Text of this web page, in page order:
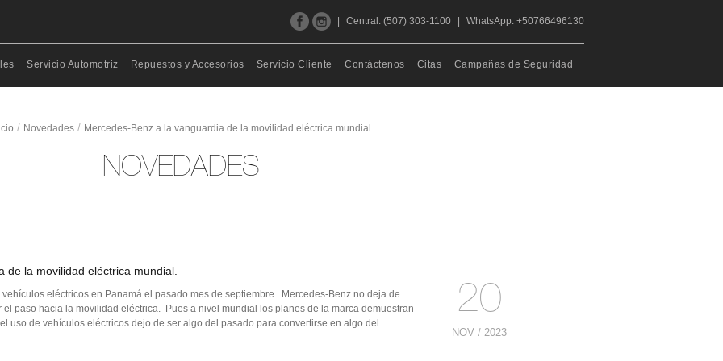
mundial Central: (507) 303-1100 WhatsApp: +50766496130
Servicio Automotriz Repuestos y Accesorios Servicio Cliente Contáctenos Citas Campañas de Seguridad
/ Novedades / Mercedes-Benz a la vanguardia de la movilidad eléctrica mundial
NOVEDADES
20
NOV / 2023
de la movilidad eléctrica mundial.
eléctricos en Panamá el pasado mes de septiembre. Mercedes-Benz no deja de
paso hacia la movilidad eléctrica. Pues a nivel mundial los planes de la marca demuestran
uso de vehículos eléctricos dejo de ser algo del pasado para convertirse en algo del